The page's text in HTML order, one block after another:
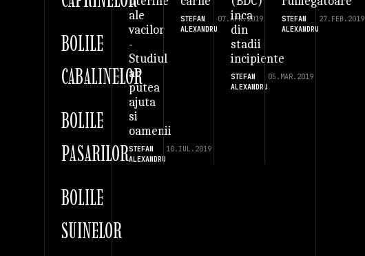
BOLILE
CABALINELOR
BOLILE
PASARILOR
BOLILE
SUINELOR
ale
vacilor
-
Studiul
ar
putea
ajuta
si
oamenii
STEFAN
ALEXANDRU
10.IUL.2019
STEFAN
ALEXANDRU
07.APR.2019
inca
din
stadii
incipiente
STEFAN
ALEXANDRU
05.MAR.2019
STEFAN
ALEXANDRU
27.FEB.2019